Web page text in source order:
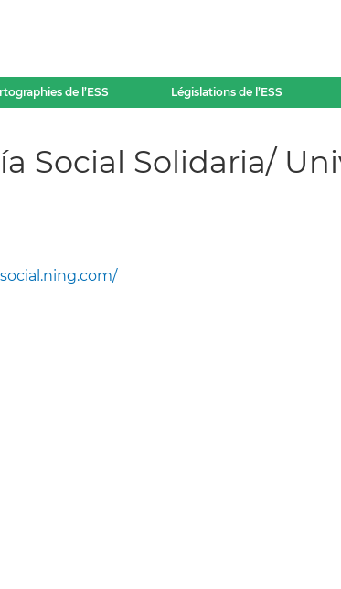
de l’ESS Législations de l’ESS
Social Solidaria/